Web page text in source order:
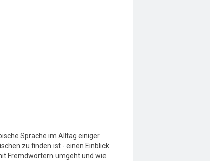
Sprache im Alltag einiger
zu finden ist - einen Einblick
Fremdwörtern umgeht und wie